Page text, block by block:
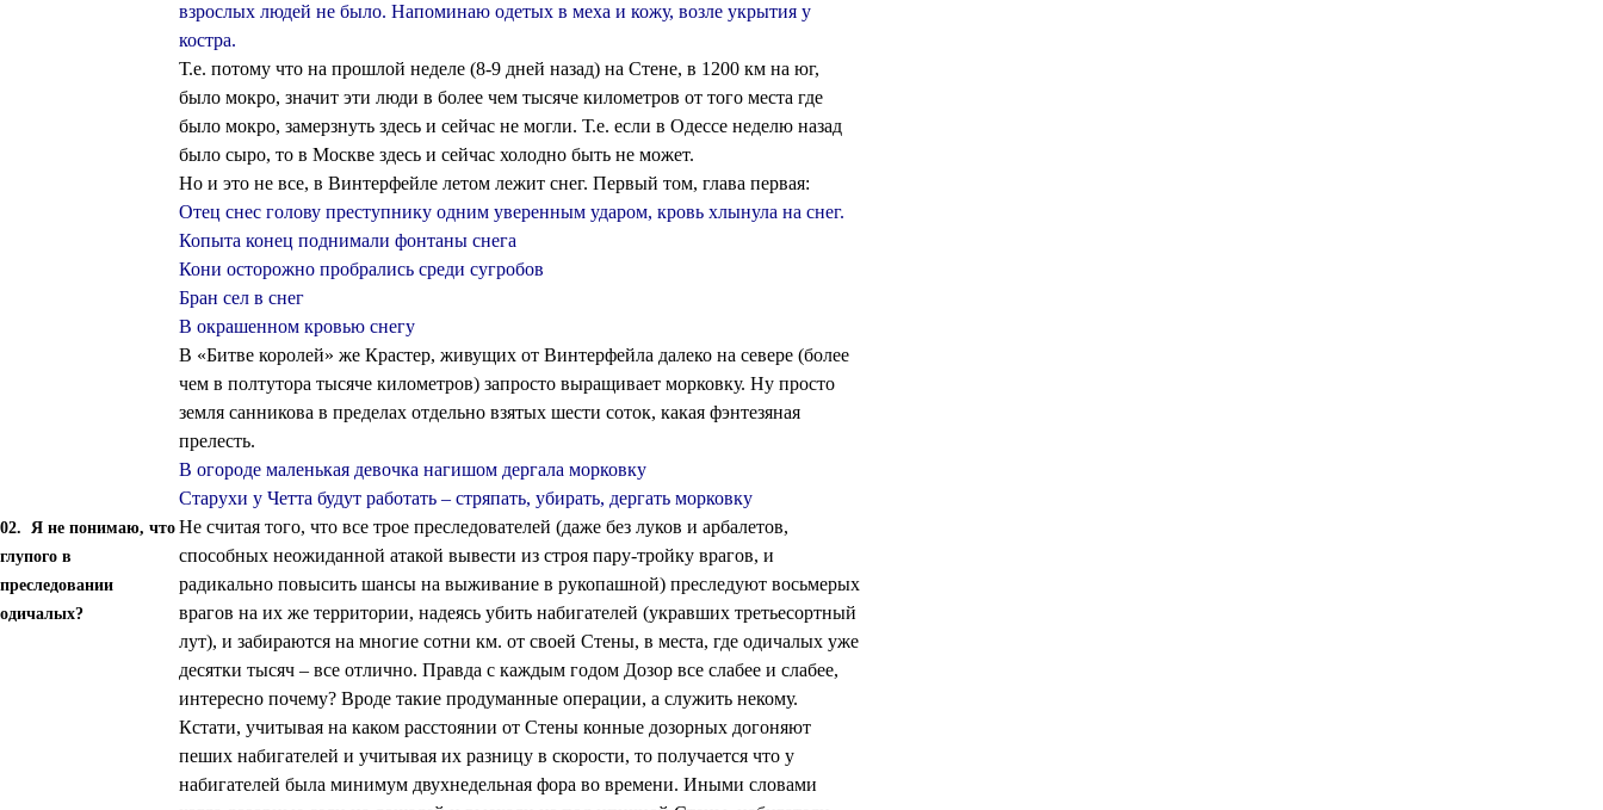
взрослых людей не было. Напоминаю одетых в меха и кожу, возле укрытия у
костра.
Т.е. потому что на прошлой неделе (8-9 дней назад) на Стене, в 1200 км на юг,
было мокро, значит эти люди в более чем тысяче километров от того места где
было мокро, замерзнуть здесь и сейчас не могли. Т.е. если в Одессе неделю назад
было сыро, то в Москве здесь и сейчас холодно быть не может.
Но и это не все, в Винтерфейле летом лежит снег. Первый том, глава первая:
Отец снес голову преступнику одним уверенным ударом, кровь хлынула на снег.
Копыта конец поднимали фонтаны снега
Кони осторожно пробрались среди сугробов
Бран сел в снег
В окрашенном кровью снегу
В «Битве королей» же Крастер, живущих от Винтерфейла далеко на севере (более
чем в полтутора тысяче километров) запросто выращивает морковку. Ну просто
земля санникова в пределах отдельно взятых шести соток, какая фэнтезяная
прелесть.
В огороде маленькая девочка нагишом дергала морковку
Старухи у Четта будут работать – стряпать, убирать, дергать морковку
02. Я не понимаю, что
глупого в
преследовании
одичалых?
Не считая того, что все трое преследователей (даже без луков и арбалетов,
способных неожиданной атакой вывести из строя пару-тройку врагов, и
радикально повысить шансы на выживание в рукопашной) преследуют восьмерых
врагов на их же территории, надеясь убить набигателей (укравших третьесортный
лут), и забираются на многие сотни км. от своей Стены, в места, где одичалых уже
десятки тысяч – все отлично. Правда с каждым годом Дозор все слабее и слабее,
интересно почему? Вроде такие продуманные операции, а служить некому.
Кстати, учитывая на каком расстоянии от Стены конные дозорных догоняют
пеших набигателей и учитывая их разницу в скорости, то получается что у
набигателей была минимум двухнедельная фора во времени. Иными словами